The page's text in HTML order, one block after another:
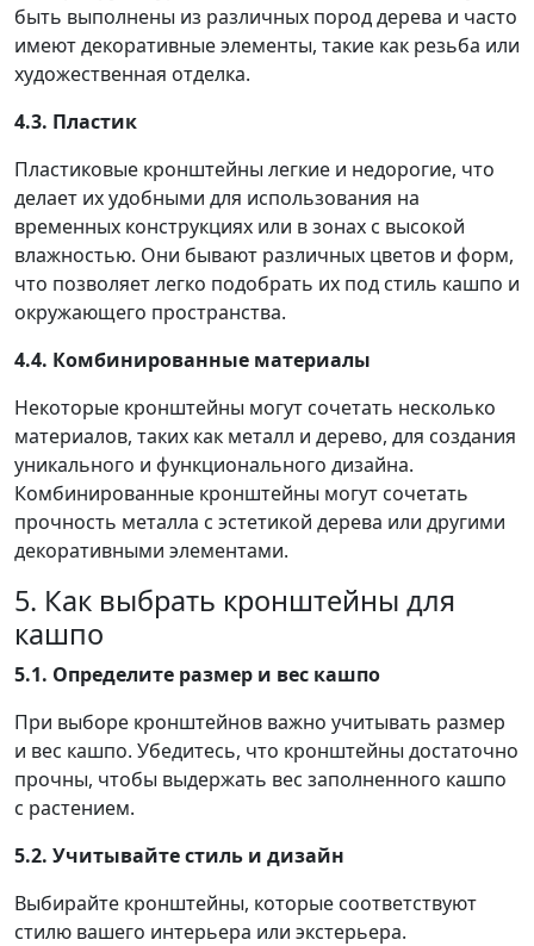
быть выполнены из различных пород дерева и часто
имеют декоративные элементы, такие как резьба или
художественная отделка.
4.3. Пластик
Пластиковые кронштейны легкие и недорогие, что
делает их удобными для использования на
временных конструкциях или в зонах с высокой
влажностью. Они бывают различных цветов и форм,
что позволяет легко подобрать их под стиль кашпо и
окружающего пространства.
4.4. Комбинированные материалы
Некоторые кронштейны могут сочетать несколько
материалов, таких как металл и дерево, для создания
уникального и функционального дизайна.
Комбинированные кронштейны могут сочетать
прочность металла с эстетикой дерева или другими
декоративными элементами.
5. Как выбрать кронштейны для
кашпо
5.1. Определите размер и вес кашпо
При выборе кронштейнов важно учитывать размер
и вес кашпо. Убедитесь, что кронштейны достаточно
прочны, чтобы выдержать вес заполненного кашпо
с растением.
5.2. Учитывайте стиль и дизайн
Выбирайте кронштейны, которые соответствуют
стилю вашего интерьера или экстерьера.